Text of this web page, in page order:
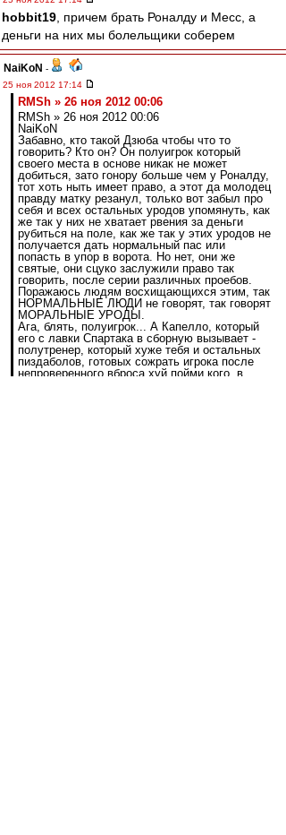
hobbit19 , причем брать Роналду и Месс, а
деньги на них мы болельщики соберем
NaiKoN -
25 ноя 2012 17:14
RMSh » 26 ноя 2012 00:06
RMSh » 26 ноя 2012 00:06
NaiKoN
Забавно, кто такой Дзюба чтобы что то
говорить? Кто он? Он полуигрок который
своего места в основе никак не может
добиться, зато гонору больше чем у Роналду,
тот хоть ныть имеет право, а этот да молодец
правду матку резанул, только вот забыл про
себя и всех остальных уродов упомянуть, как
же так у них не хватает рвения за деньги
рубиться на поле, как же так у этих уродов не
получается дать нормальный пас или
попасть в упор в ворота. Но нет, они же
святые, они сцуко заслужили право так
говорить, после серии различных проебов.
Поражаюсь людям восхищающихся этим, так
НОРМАЛЬНЫЕ ЛЮДИ не говорят, так говорят
МОРАЛЬНЫЕ УРОДЫ.
Ага, блять, полуигрок... А Капелло, который
его с лавки Спартака в сборную вызывает -
полутренер, который хуже тебя и остальных
пиздаболов, готовых сожрать игрока после
непроверенного вброса хуй пойми кого, в